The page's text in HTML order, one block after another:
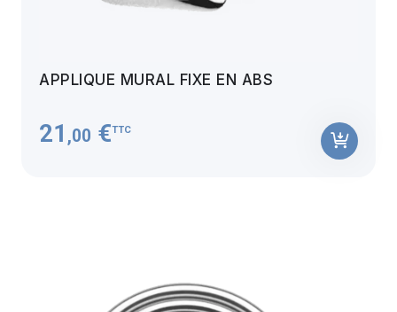
APPLIQUE MURAL FIXE EN ABS
21 ,00 €TTC